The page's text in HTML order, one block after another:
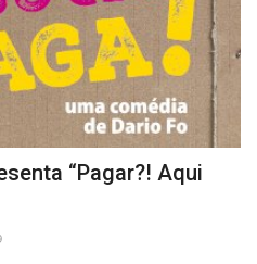
“Pagar?! Aqui